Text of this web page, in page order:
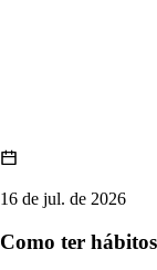
16 de jul. de 2026
Como ter